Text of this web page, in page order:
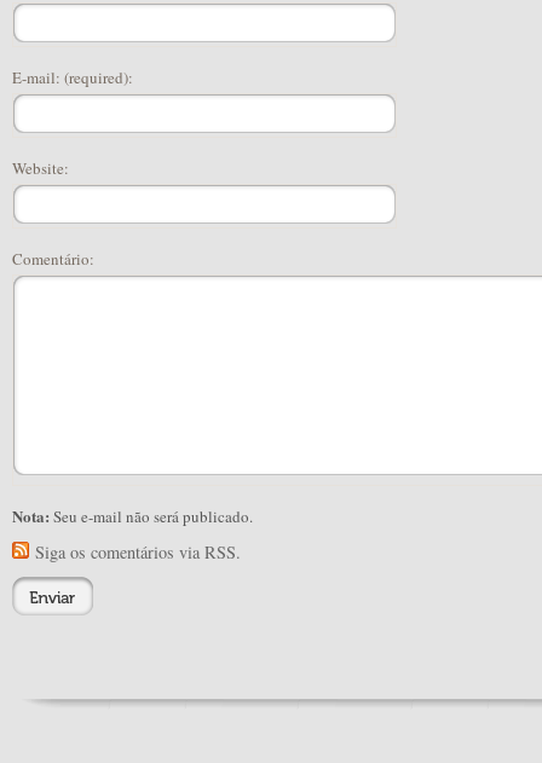
E-mail: (required):
Website:
Comentário:
Nota: Seu e-mail não será publicado.
Siga os comentários via RSS.